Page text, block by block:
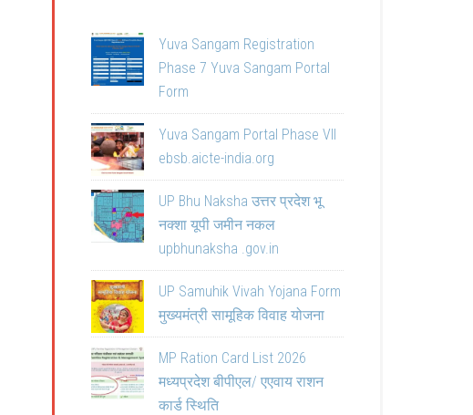
Yuva Sangam Registration
Phase 7 Yuva Sangam Portal
Form
Yuva Sangam Portal Phase VII
ebsb.aicte-india.org
UP Bhu Naksha उत्तर प्रदेश भू
नक्शा यूपी जमीन नकल
upbhunaksha .gov.in
UP Samuhik Vivah Yojana Form
मुख्यमंत्री सामूहिक विवाह योजना
MP Ration Card List 2026
मध्यप्रदेश बीपीएल/ एएवाय राशन
कार्ड स्थिति